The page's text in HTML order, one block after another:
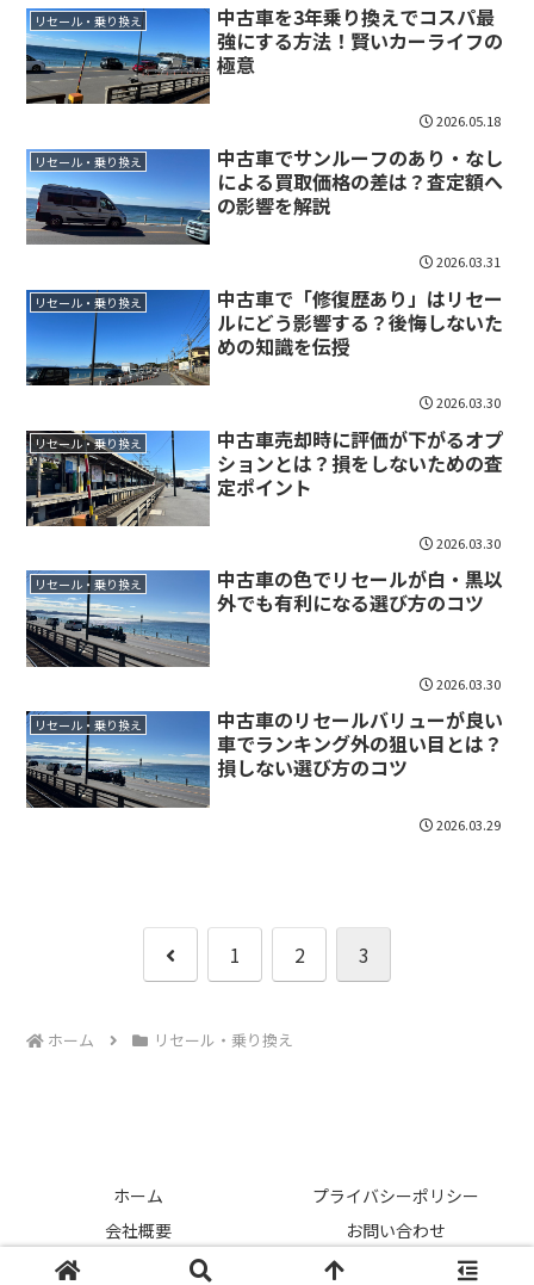
リセール・乗り換え
中古車を3年乗り換えでコスパ最
強にする方法！賢いカーライフの
極意
2026.05.18
リセール・乗り換え
中古車でサンルーフのあり・なし
による買取価格の差は？査定額へ
の影響を解説
2026.03.31
リセール・乗り換え
中古車で「修復歴あり」はリセー
ルにどう影響する？後悔しないた
めの知識を伝授
2026.03.30
リセール・乗り換え
中古車売却時に評価が下がるオプ
ションとは？損をしないための査
定ポイント
2026.03.30
リセール・乗り換え
中古車の色でリセールが白・黒以
外でも有利になる選び方のコツ
2026.03.30
リセール・乗り換え
中古車のリセールバリューが良い
車でランキング外の狙い目とは？
損しない選び方のコツ
2026.03.29
前
1 2 3
ホーム リセール・乗り換え
ホーム
プライバシーポリシー
会社概要
お問い合わせ
© 2026 中古車ライフハック.